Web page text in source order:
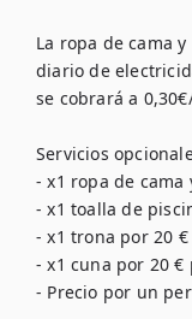
La ropa de cama
diario de
se cobrará a
Servicios
- x1 ropa de
- x1 toalla de
- x1 trona por 20
- x1 cuna por 20 €
- Precio por un